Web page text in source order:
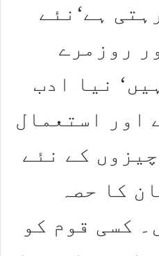
ہے‘نئے
روزمرے
نیا ادب
اور استعمال
کے نئے
کا حصہ
کسی قوم کو